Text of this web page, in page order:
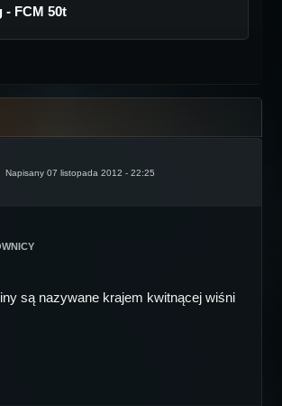
- FCM 50t
Napisany 07 listopada 2012 - 22:25
są nazywane krajem kwitnącej wiśni